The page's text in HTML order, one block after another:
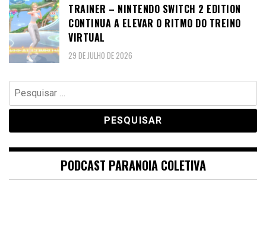
TRAINER – NINTENDO SWITCH 2 EDITION
CONTINUA A ELEVAR O RITMO DO TREINO
VIRTUAL
29 DE JULHO DE 2026
Pesquisar
por:
PODCAST PARANOIA COLETIVA